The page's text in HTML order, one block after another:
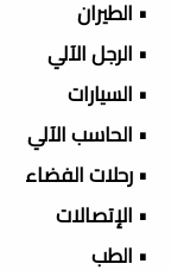
• الطيران
• الرجل الآلي
• السيارات
• الحاسب الآلي
• رحلات الفضاء
• الإتصالات
• الطب